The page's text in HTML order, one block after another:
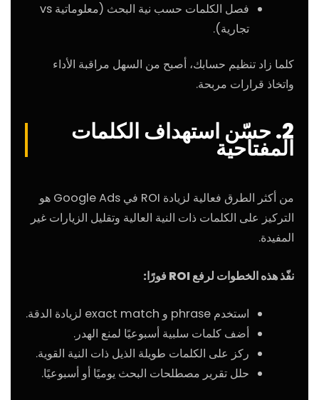
فصل الكلمات حسب نية البحث (معلوماتية vs
تجارية).
كلما زاد تنظيم حسابك، أصبح من السهل مراقبة الأداء
واتخاذ قرارات مربحة.
2. حسّن استهداف الكلمات
المفتاحية
من أكثر الطرق فعالية لزيادة ROI في Google Ads هو
التركيز على الكلمات ذات النية العالية وتقليل الزيارات غير
المفيدة.
نفّذ هذه الخطوات لرفع ROI فورًا:
استخدم phrase و exact match لزيادة الدقة.
أضف كلمات سلبية أسبوعيًا لمنع الهدر.
ركز على الكلمات طويلة الذيل ذات النية القوية.
حلل تقرير مصطلحات البحث يوميًا أو أسبوعيًا.